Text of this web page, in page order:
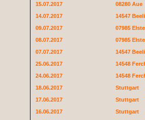
15.07.2017
08280 Aue
14.07.2017
14547
09.07.2017
07985
08.07.2017
07985
07.07.2017
14547
25.06.2017
14548
24.06.2017
14548
18.06.2017
Stuttgart
17.06.2017
Stuttgart
16.06.2017
Stuttgart